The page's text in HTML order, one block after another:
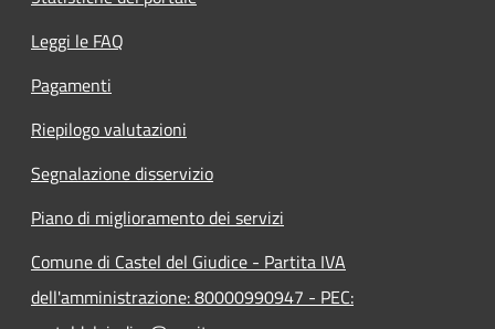
Leggi le FAQ
Pagamenti
Riepilogo valutazioni
Segnalazione disservizio
Piano di miglioramento dei servizi
Comune di Castel del Giudice - Partita IVA
dell'amministrazione: 80000990947 - PEC: